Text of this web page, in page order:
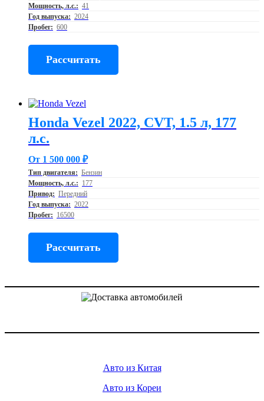
Мощность, л.с.: 41
Год выпуска: 2024
Пробег: 600
Рассчитать
Honda Vezel 2022, CVT, 1.5 л, 177
л.с.
От 1 500 000 ₽
Тип двигателя: Бензин
Мощность, л.с.: 177
Привод: Передний
Год выпуска: 2022
Пробег: 16500
Рассчитать
Авто из Китая
Авто из Кореи